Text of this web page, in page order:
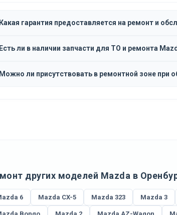
гарантия предоставляется на ремонт и
ли в наличии запчасти для ТО и ремонта
ли присутствовать в ремонтной зоне при
других моделей Mazda в
6 Mazda CX-5 Mazda 323 Mazda 3